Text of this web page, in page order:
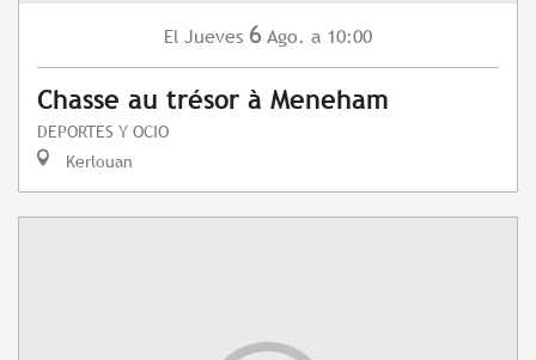
El Jueves 6 Ago. a 10:00
Chasse au trésor à Meneham
DEPORTES Y OCIO
Kerlouan